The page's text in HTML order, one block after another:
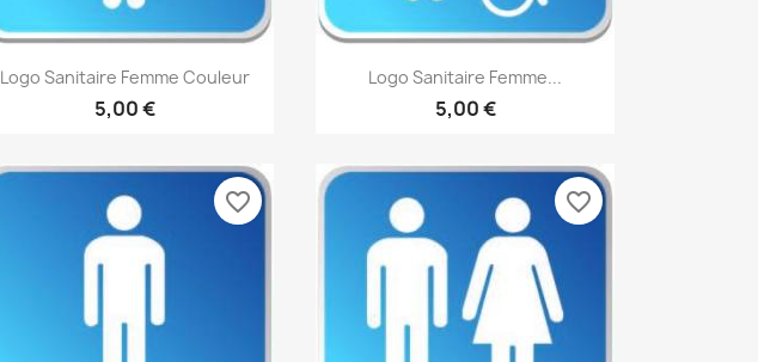
Aperçu rapide
Logo Sanitaire Femme Couleur
5,00 €
 Aperçu rapide
Logo Sanitaire Femme...
5,00 €
favorite_border favorite_border